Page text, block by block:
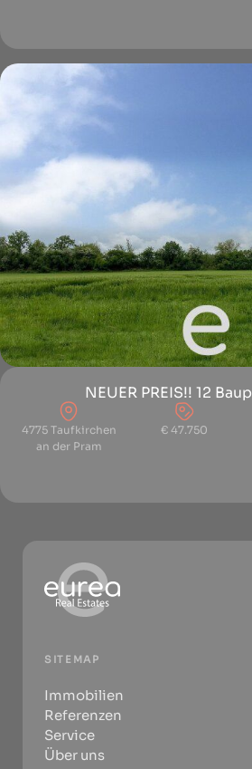
NEUER PREIS!! 12
4775 Taufkirchen
an der Pram
€ 47.750
SITEMAP
Immobilien
Referenzen
Service
Über uns